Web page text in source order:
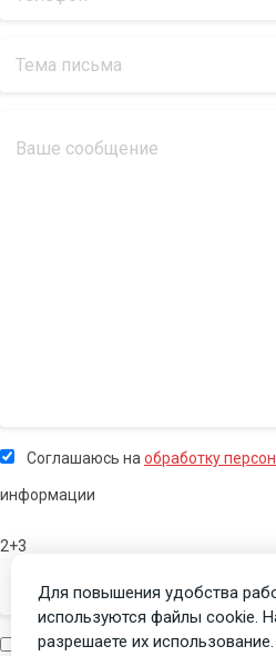
Соглашаюсь на обработку
информации
2+3
Я человек
Для повышения удобства
используются файлы cookie.
разрешаете их использование.